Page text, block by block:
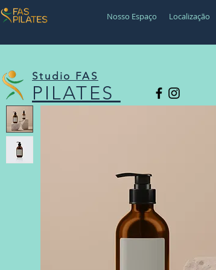
Nosso Espaço Localização
Studio FAS
PILATES